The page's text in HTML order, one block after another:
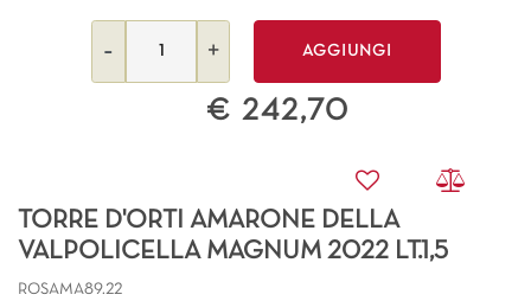
AGGIUNGI
€ 242,70
TORRE D'ORTI AMARONE DELLA
VALPOLICELLA MAGNUM 2022 LT.1,5
ROSAMA89.22